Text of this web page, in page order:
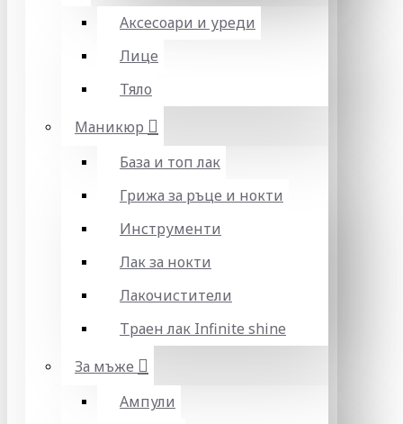
Аксесоари и уреди
Лице
Тяло
Маникюр
База и топ лак
Грижа за ръце и нокти
Инструменти
Лак за нокти
Лакочистители
Траен лак Infinite shine
За мъже
Ампули